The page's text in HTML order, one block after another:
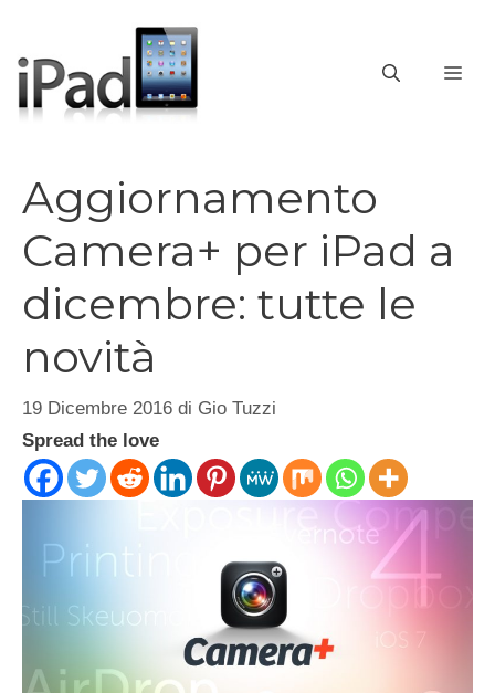
contenuto
Aggiornamento
Camera+ per iPad a
dicembre: tutte le
novità
19 Dicembre 2016 di Gio Tuzzi
Spread the love